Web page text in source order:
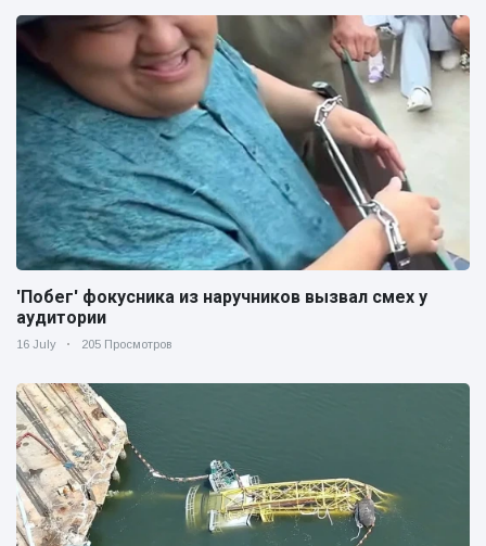
'Побег' фокусника из наручников вызвал смех у
аудитории
16 July 205 Просмотров